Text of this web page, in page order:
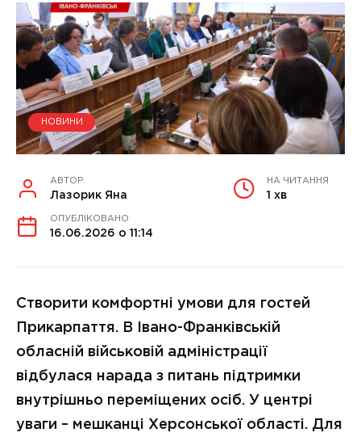
НОВИНИ
АВТОР
Лазорик Яна
НА ЧИТАННЯ
1 хв
ОПУБЛІКОВАНО
16.06.2026 о 11:14
Створити комфортні умови для гостей
Прикарпаття. В Івано-Франківській
обласній військовій адміністрації
відбулася нарада з питань підтримки
внутрішньо переміщених осіб. У центрі
уваги – мешканці Херсонської області. Для